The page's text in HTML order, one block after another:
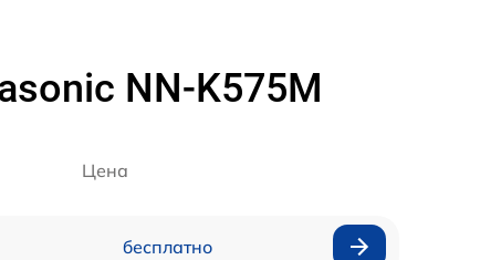
NN-K575M
Цена
бесплатно